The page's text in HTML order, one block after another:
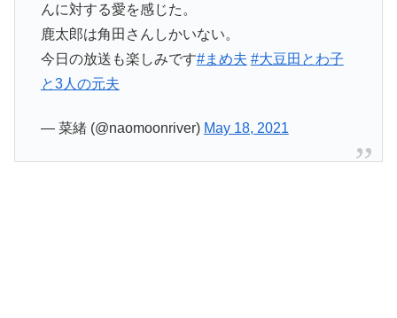
んに対する愛を感じた。
鹿太郎は角田さんしかいない。
今日の放送も楽しみです#まめ夫 #大豆田とわ子
と3人の元夫
— 菜緒 (@naomoonriver) May 18, 2021